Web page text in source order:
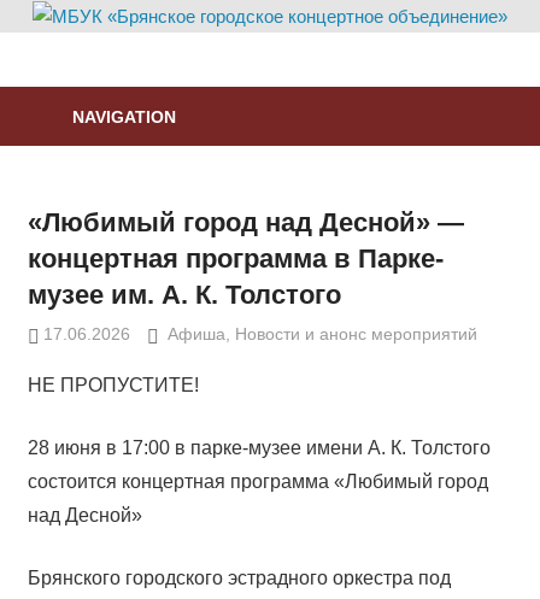
«Брянское
NAVIGATION
«Любимый город над Десной» —
концертная программа в Парке-
музее им. А. К. Толстого
17.06.2026 DragoonEvil
Афиша, Новости и анонс мероприятий
НЕ ПРОПУСТИТЕ!
28 июня в 17:00 в парке-музее имени А. К. Толстого
состоится концертная программа «Любимый город
над Десной»
Брянского городского эстрадного оркестра под